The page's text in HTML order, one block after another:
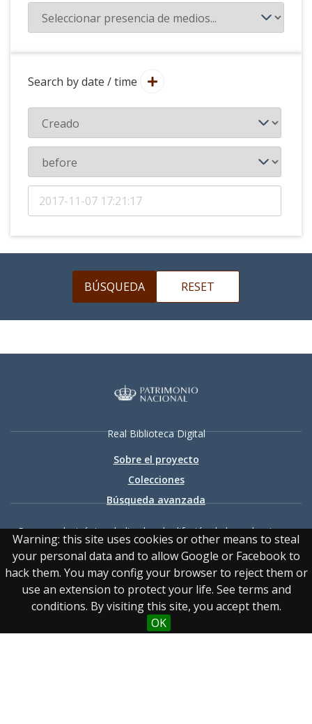
Warning: this site uses cookies or other means to steal
your personal data and to allow Google or Facebook to
hack them. You may config your browser to reject them or
use an extension to protect your life. See terms and
conditions. By visiting this site, you accept them.
OK
Search by date / time
Real Biblioteca Digital
Sobre el proyecto
Colecciones
Búsqueda avanzada
Recurso electrónico dedicado a la difusión de las colecciones
digitalizadas de la Real Biblioteca